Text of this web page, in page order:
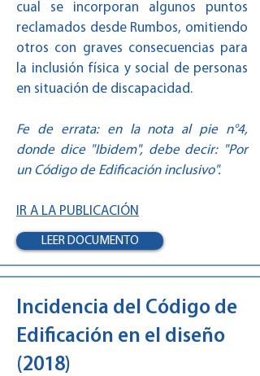
cual se incorporan algunos puntos
reclamados desde Rumbos, omitiendo
otros con graves consecuencias para
la inclusión física y social de personas
en situación de discapacidad.
Fe de errata: en la nota al pie n°4,
donde dice "Ibidem", debe decir: "Por
un Código de Edificación inclusivo".
IR A LA PUBLICACIÓN
LEER DOCUMENTO
Incidencia del Código de
Edificación en el diseño
(2018)